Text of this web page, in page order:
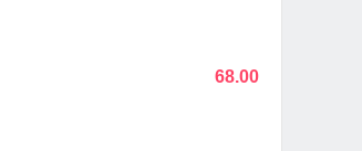
68.00